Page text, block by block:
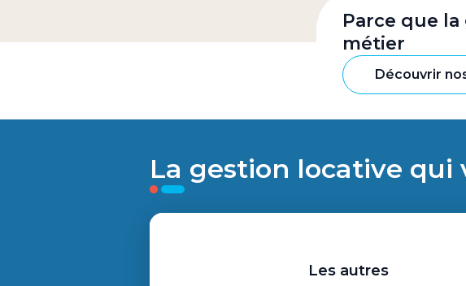
Parce que
métier
Découvrir
La gestion locative
Les autres